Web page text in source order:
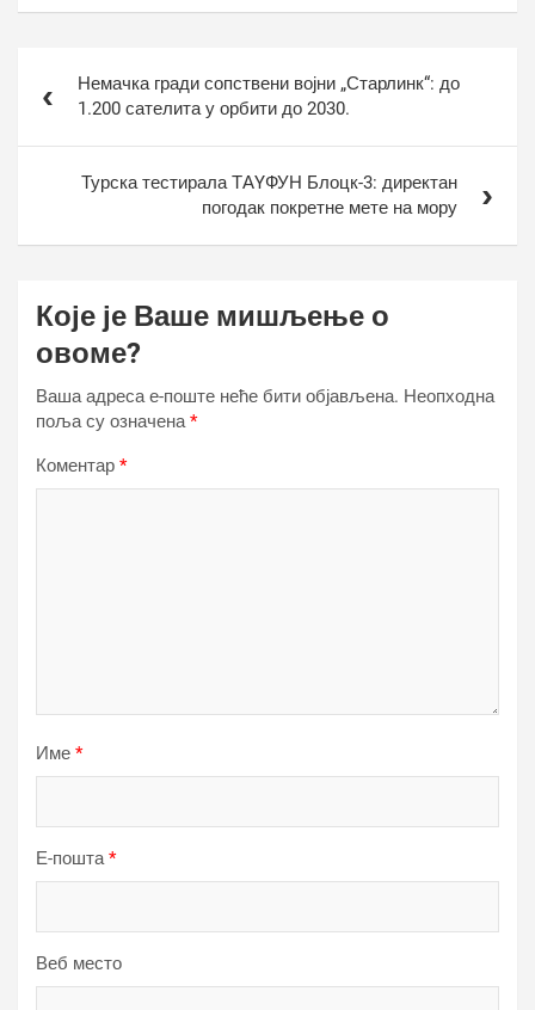
чланкаНемачка гради сопствени војни „Старлинк“: до
1.200 сателита у орбити до 2030.
Турска тестирала ТАYФУН Блоцк-3: директан
погодак покретне мете на мору
Које је Ваше мишљење о
овоме?
Ваша адреса е-поште неће бити објављена. Неопходна
поља су означена*
Коментар *
Име *
Е-пошта*
Веб место